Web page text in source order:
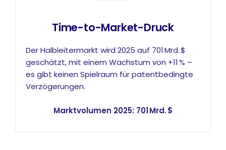
Time-to-Market-Druck
Der Halbleitermarkt wird 2025 auf 701 Mrd. $
geschätzt, mit einem Wachstum von +11 % –
es gibt keinen Spielraum für patentbedingte
Verzögerungen.
Marktvolumen 2025: 701 Mrd. $